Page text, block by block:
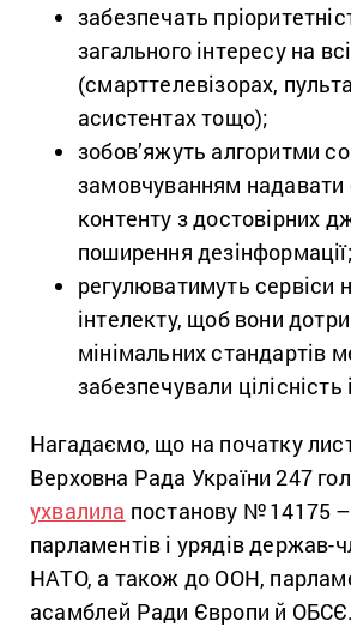
забезпечать
загального інтересу на
(смарттелевізорах,
асистентах тощо);
зобов’яжуть алгоритми
замовчуванням надавати
контенту з достовірних
поширення дезінформації;
регулюватимуть сервіси
інтелекту, щоб вони
мінімальних стандартів
забезпечували цілісність
Нагадаємо, що на початку
Верховна Рада України 247
ухвалила постанову № 14175
парламентів і урядів держав-
НАТО, а також до ООН,
асамблей Ради Європи й